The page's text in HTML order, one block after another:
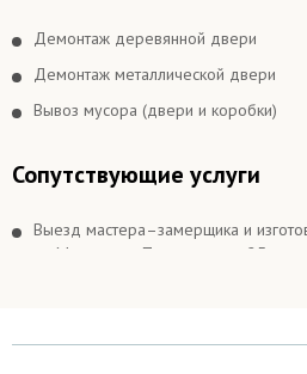
Демонтаж деревянной двери
Демонтаж металлической двери
Вывоз мусора (двери и коробки)
Сопутствующие услуги
Выезд мастера–замерщика и
по Москве и в Подмосковье 25 км
Выезд мастера–замерщика и
Подъём на этаж (если дверь не